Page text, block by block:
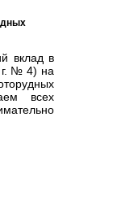
вклад в
г. № 4) на
всех